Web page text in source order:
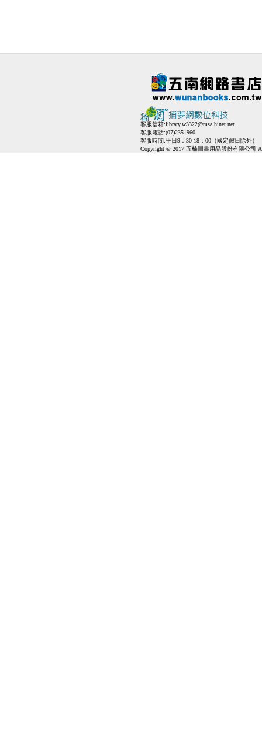
客服信箱:library.w3322@msa.hinet.net
客服電話:(07)2351960
客服時間:平日9：30-18：00（國定假日除外）
Copyright © 2017 五楠圖書用品股份有限公司